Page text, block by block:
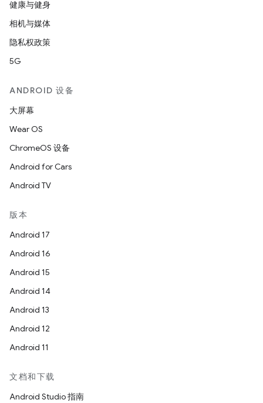
健康与健身
相机与媒体
隐私权政策
5G
ANDROID 设备
大屏幕
Wear OS
ChromeOS 设备
Android for Cars
Android TV
版本
Android 17
Android 16
Android 15
Android 14
Android 13
Android 12
Android 11
文档和下载
Android Studio 指南